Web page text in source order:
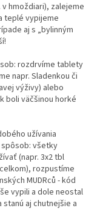
hmoždiari), zalejeme
teplé vypijeme
aj s „bylinným
rozdrvíme tablety
napr. Sladenkou či
výživy) alebo
boli väčšinou horké
užívania
všetky
(napr. 3x2 tbl
rozpustíme
MUDRců - kód
vypili a dole neostal
stanú aj chutnejšie a